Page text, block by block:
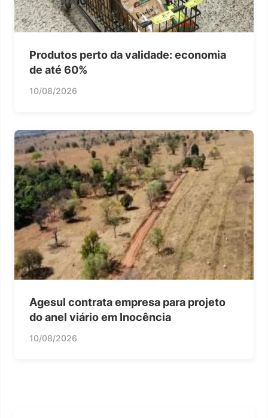
Produtos perto da validade: economia
de até 60%
10/08/2026
Agesul contrata empresa para projeto
do anel viário em Inocência
10/08/2026